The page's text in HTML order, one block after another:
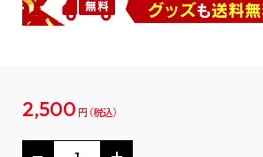
2,500 円